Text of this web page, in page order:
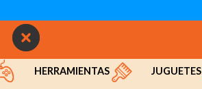
HERRAMIENTAS JUGUETES